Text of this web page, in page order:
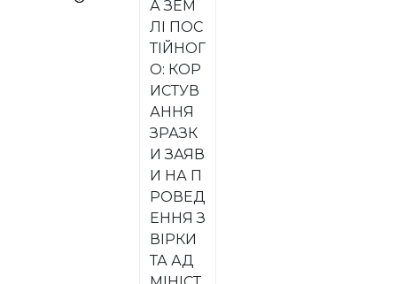
А ЗЕМ
ЛІ ПОС
ТІЙНОГ
О: КОР
ИСТУВ
АННЯ
ЗРАЗК
И ЗАЯВ
И НА П
РОВЕД
ЕННЯ З
ВІРКИ
ТА АД